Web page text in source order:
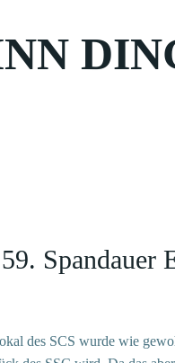
Spandauer
des SCS wurde wie